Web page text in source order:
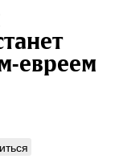
евреем